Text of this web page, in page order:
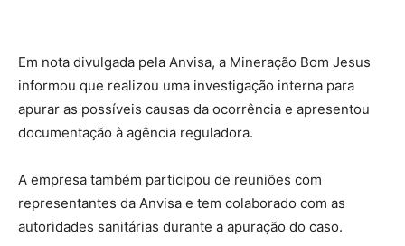
Em nota divulgada pela Anvisa, a Mineração Bom Jesus
informou que realizou uma investigação interna para
apurar as possíveis causas da ocorrência e apresentou
documentação à agência reguladora.
A empresa também participou de reuniões com
representantes da Anvisa e tem colaborado com as
autoridades sanitárias durante a apuração do caso.